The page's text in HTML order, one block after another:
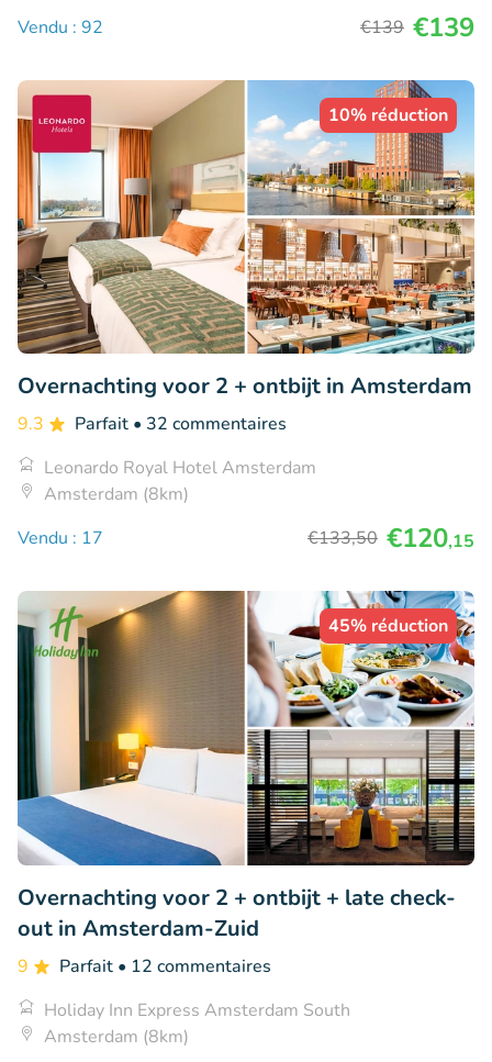
Vendu : 92
€139 €139
10% réduction
Overnachting voor 2 + ontbijt in Amsterdam
9.3 Parfait • 32 commentaires
Leonardo Royal Hotel Amsterdam
Amsterdam (8km)
Vendu : 17
€133,50 €120,15
45% réduction
Overnachting voor 2 + ontbijt + late check-
out in Amsterdam-Zuid
9 Parfait • 12 commentaires
Holiday Inn Express Amsterdam South
Amsterdam (8km)